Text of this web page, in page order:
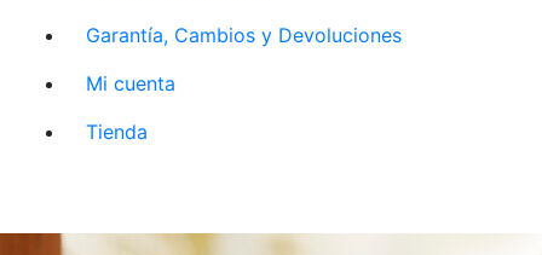
Garantía, Cambios y Devoluciones
Mi cuenta
Tienda